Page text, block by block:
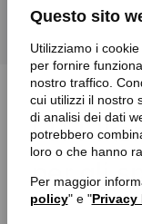
Questo sito
Utilizziamo i
per fornire
nostro traffico.
cui utilizzi il nostro
di analisi dei dati
potrebbero
loro o che hanno
Per maggior
policy" e "Privacy
FITT
per gli